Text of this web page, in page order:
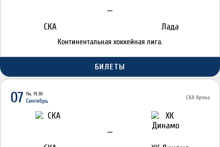
СКА
—
Лада
Континентальная хоккейная лига.
БИЛЕТЫ
07 Пн, 19:30
Сентябрь СКА Арена
—